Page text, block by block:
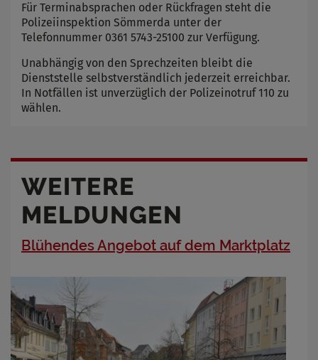
Für Terminabsprachen oder Rückfragen steht die
Polizeiinspektion Sömmerda unter der
Telefonnummer 0361 5743-25100 zur Verfügung.
Unabhängig von den Sprechzeiten bleibt die
Dienststelle selbstverständlich jederzeit erreichbar.
In Notfällen ist unverzüglich der Polizeinotruf 110 zu
wählen.
WEITERE
MELDUNGEN
Blühendes Angebot auf dem Marktplatz